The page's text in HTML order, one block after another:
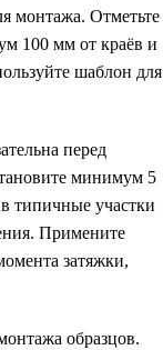
монтажа. Отметьте
100 мм от краёв и
шаблон для
перед
минимум 5
типичные участки
Примените
затяжки,
образцов.